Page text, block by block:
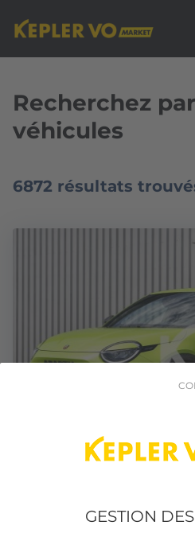
GESTION
Recherchez
véhicules
6872 résultats
Scorpionissima